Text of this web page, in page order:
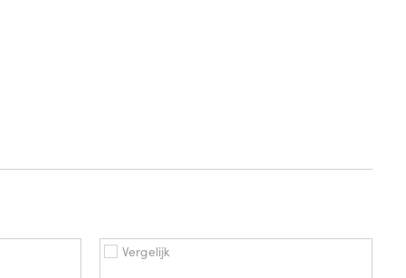
Vergelijk